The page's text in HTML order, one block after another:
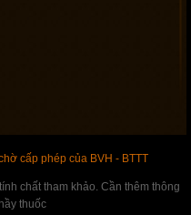
cấp phép của BVH - BTTT
chất tham khảo. Cần thêm thông
thuốc